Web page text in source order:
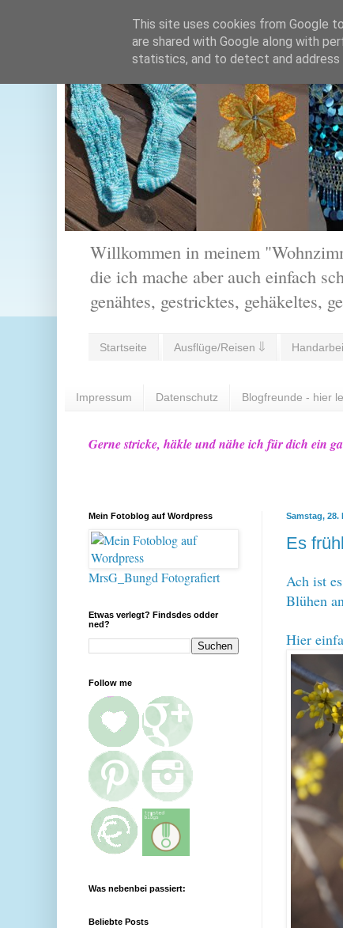
Willkommen in meinem
die ich mache aber auch einfach
genähtes, gestricktes, gehäkeltes,
Startseite Ausflüge/Reisen ⇓
Impressum Datenschutz Blogfreunde - hier
Gerne stricke, häkle und nähe ich für dich ein
Samstag, 28.
Es
Ach ist
Blühen
Hier
Mein Fotoblog auf Wordpress
MrsG_Bungd Fotografiert
Etwas verlegt? Findsdes odder
ned?
Follow me
Was nebenbei passiert:
Beliebte Posts
This site uses cookies from Google
are shared with Google along with
statistics, and to detect and address